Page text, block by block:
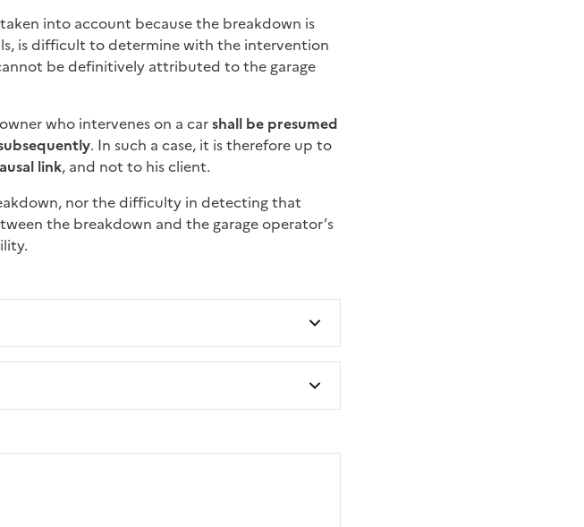
into account because the breakdown is
is difficult to determine with the intervention
be definitively attributed to the garage
who intervenes on a carshall be presumed
. In such a case, it is therefore up to
link, and not to his client.
nor the difficulty in detecting that
the breakdown and the garage operator’s